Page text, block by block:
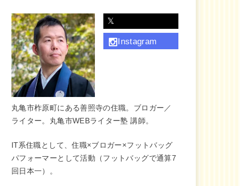
𝕏
Instagram
丸亀市柞原町にある善照寺の住職。ブロガー／
ライター。丸亀市WEBライター塾 講師。
IT系住職として、住職×ブロガー×フットバッグ
パフォーマーとして活動（フットバッグで通算7
回日本一）。